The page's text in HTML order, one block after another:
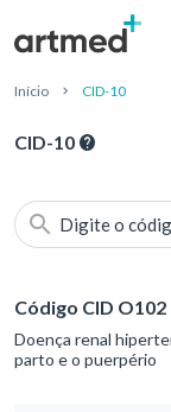
Início CID-10
CID-10
Digite o
Código CID O102
Doença renal
parto e o puerpério